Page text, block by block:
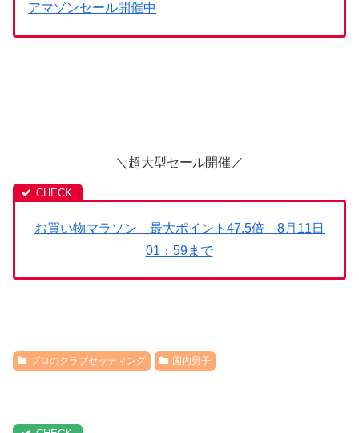
アマゾンセール開催中
＼超大型セール開催／
お買い物マラソン 最大ポイント47.5倍 8月11日
01：59まで
プロのクラブセッティング 国内男子